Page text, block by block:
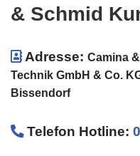
& Schmid
Adresse: Camina
Technik GmbH & Co.
Bissendorf
Telefon Hotline: